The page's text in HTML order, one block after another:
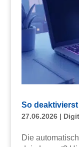
So
27.06.2026|
Die